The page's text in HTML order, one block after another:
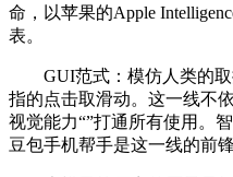
命，以苹果的Apple
表。
GUI范式：模仿人类的取
指的点击取滑动。这一线不
视觉能力“”打通所有使用。
豆包手机帮手是这一线的前锋